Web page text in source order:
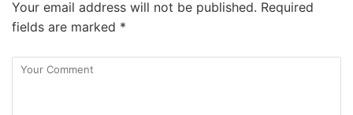
Your email address will not be published. Required
fields are marked *